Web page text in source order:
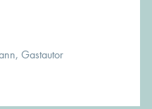
Gastautor